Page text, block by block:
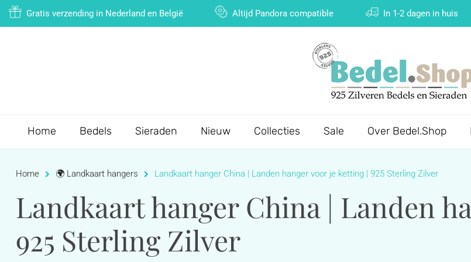
Gratis verzending in Nederland en België Altijd Pandora compatible In 1-2 dagen in huis
Home Bedels Sieraden Nieuw Collecties Sale Over Bedel.Shop
Home 🌍 Landkaart hangers Landkaart hanger China | Landen hanger voor je ketting | 925 Sterling Zilver
Landkaart hanger China | Landen
925 Sterling Zilver